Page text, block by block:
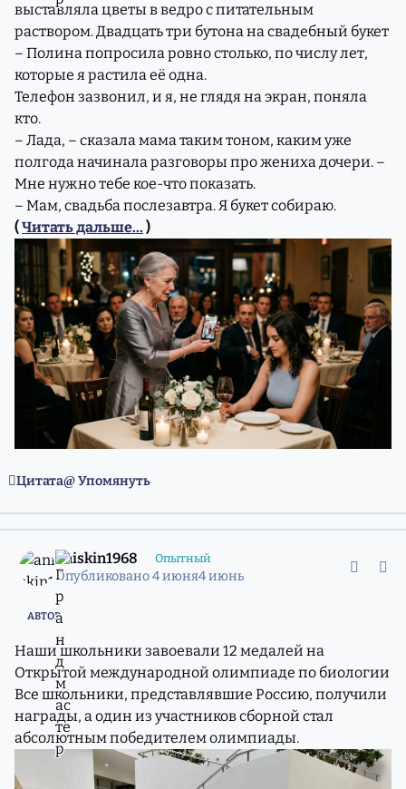
выставляла цветы в ведро с питательным
раствором. Двадцать три бутона на свадебный букет
– Полина попросила ровно столько, по числу лет,
которые я растила её одна.
Телефон зазвонил, и я, не глядя на экран, поняла
кто.
– Лада, – сказала мама таким тоном, каким уже
полгода начинала разговоры про жениха дочери. –
Мне нужно тебе кое-что показать.
– Мам, свадьба послезавтра. Я букет собираю.
(Читать дальше... )
Цитата Упомянуть
aniskin1968 Опытный
Опубликовано4 июня4 июнь
АВТОР
Наши школьники завоевали 12 медалей на
Открытой международной олимпиаде по биологии
Все школьники, представлявшие Россию, получили
награды, а один из участников сборной стал
абсолютным победителем олимпиады.